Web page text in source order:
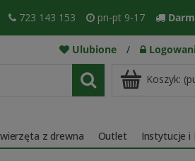
723 143 153 pn-pt 9-17
Ulubione /
Koszyk:
z drewna Outlet Instytucje i